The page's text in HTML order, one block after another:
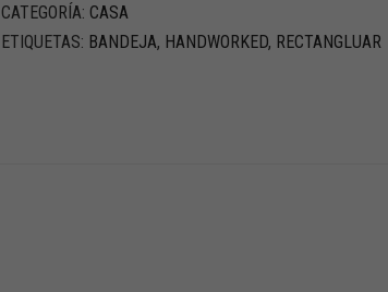
CATEGORÍA: CASA
ETIQUETAS: BANDEJA, HANDWORKED, RECTANGLUAR